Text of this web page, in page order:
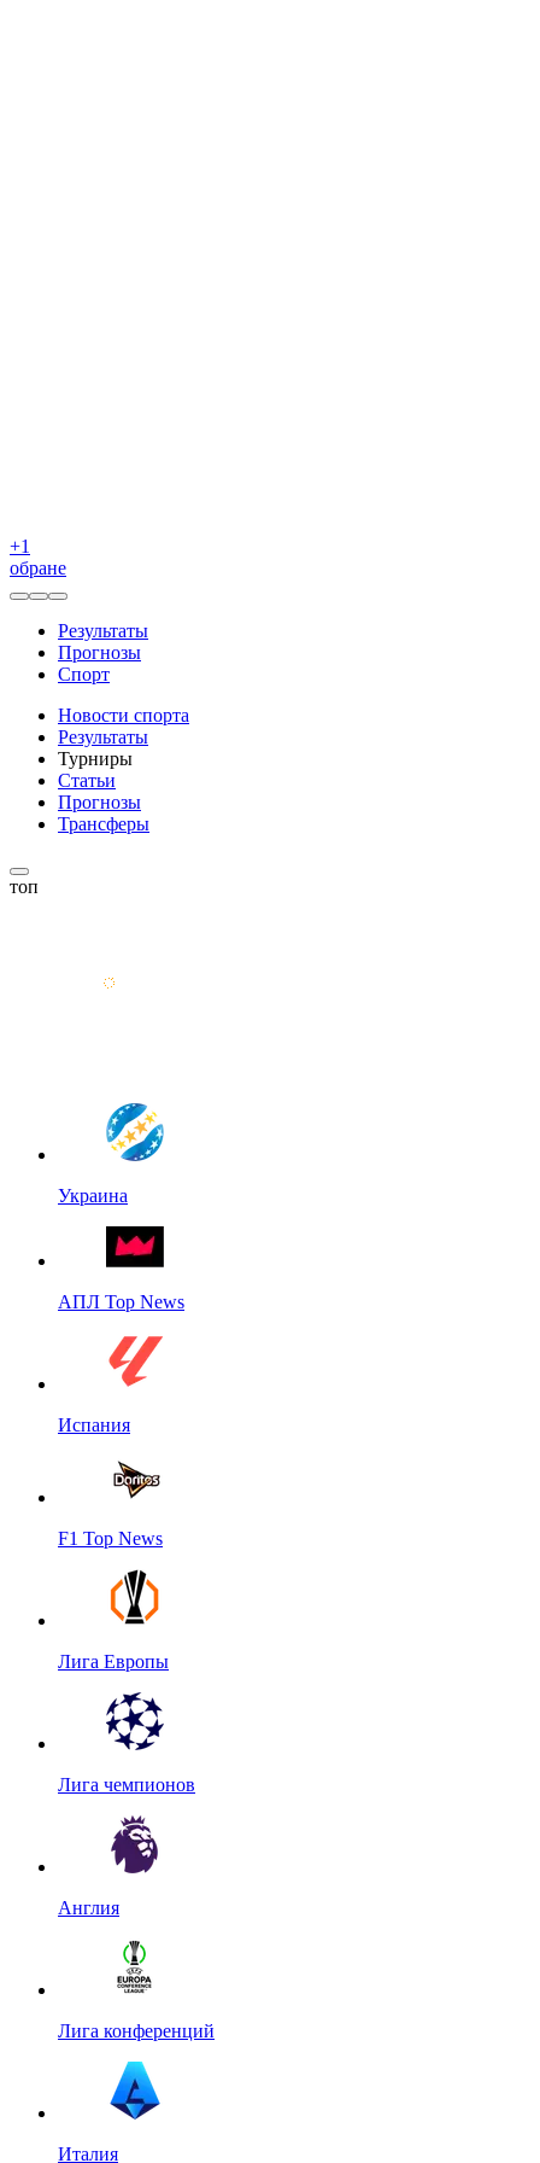
+1
обране
Результаты
Прогнозы
Спорт
Новости спорта
Результаты
Турниры
Статьи
Прогнозы
Трансферы
топ
Украина
АПЛ Top News
Испания
F1 Top News
Лига Европы
Лига чемпионов
Англия
Лига конференций
Италия